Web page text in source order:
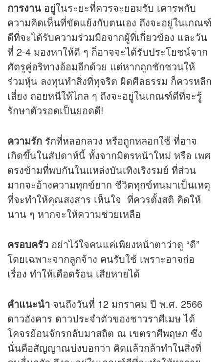
การงาน อยู่ในระยะที่ควรจะยอมรับ เคารพกับ
ความคิดเห็นที่ขัดแย้งกับตนเอง ถึงจะอยู่ในเกณฑ์
ดีที่จะได้รับความร่วมมือจากผู้ที่เกี่ยวข้อง และวัน
ที่ 2-4 มองหาให้ดี ๆ ก็อาจจะได้รับประโยชน์จาก
ศัตรูคู่อริทางอ้อมอีกด้วย แต่หากถูกชักชวนให้
ร่วมหุ้น ลงทุนทำสิ่งที่ทุจริต ผิดศีลธรรม ก็ควรหลีก
เลี่ยง ถอยหนีให้ไกล ๆ ถึงจะอยู่ในเกณฑ์ดีที่จะรู้
รักษาตัวรอดเป็นยอดดี!
ความรัก รักที่หลอกลวง หรือถูกหลอกใช้ ที่อาจ
เกิดขึ้นในสัปดาห์นี้ ทั้งจากมิตรหน้าใหม่ หรือ เพศ
ตรงข้ามที่พบกันในแหล่งบันเทิงเริงรมย์ ที่ส่วน
มากจะอ้างความทุกข์ยาก ชีวิตทุกข์ทนมาเป็นเหตุ
ที่จะทำให้คุณสงสาร เห็นใจ ที่ควรตั้งสติ คิดให้
นาน ๆ หากจะให้ความช่วยเหลือ
ครอบครัว อย่าไว้ใจคนแค่เพียงหน้าตาว่าดู “ดี”
โดยเฉพาะจากลูกจ้าง คนรับใช้ เพราะอาจก่อ
เรื่อง ทำให้เดือดร้อน เสียหายได้
คำแนะนำ จนถึงวันที่ 12 มกราคม ปี พ.ศ. 2566
ดาวอังคาร ดาวประจำตัวของชาวราศีเมษ ได้
โคจรย้อนจักรกลับมาสถิต ณ เขตราศีพฤษภ ซึ่ง
นั่นคือสัญญาณบ่งบอกว่า คิดแล้วกล้าทำในสิ่งที่